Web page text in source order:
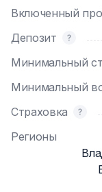
Включенный
Депозит
Минимальный
Минимальный
Страховка
Регионы